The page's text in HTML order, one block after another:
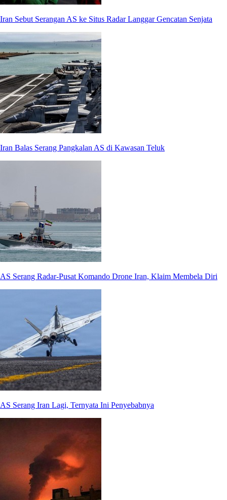
Iran Sebut Serangan AS ke Situs Radar Langgar Gencatan Senjata
Iran Balas Serang Pangkalan AS di Kawasan Teluk
AS Serang Radar-Pusat Komando Drone Iran, Klaim Membela Diri
AS Serang Iran Lagi, Ternyata Ini Penyebabnya